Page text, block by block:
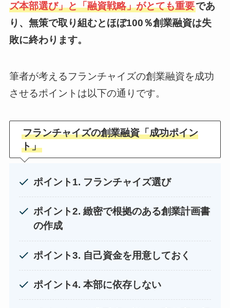
ズ本部選び」と「融資戦略」がとても重要であ
り、無策で取り組むとほぼ100％創業融資は失
敗に終わります。
筆者が考えるフランチャイズの創業融資を成功
させるポイントは以下の通りです。
フランチャイズの創業融資「成功ポイン
ト」
ポイント1. フランチャイズ選び
ポイント2. 緻密で根拠のある創業計画書
の作成
ポイント3. 自己資金を用意しておく
ポイント4. 本部に依存しない